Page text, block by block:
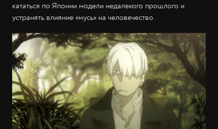
кататься по Японии модели недалекого прошлого и
устранять влияние «мусь» на человечество.